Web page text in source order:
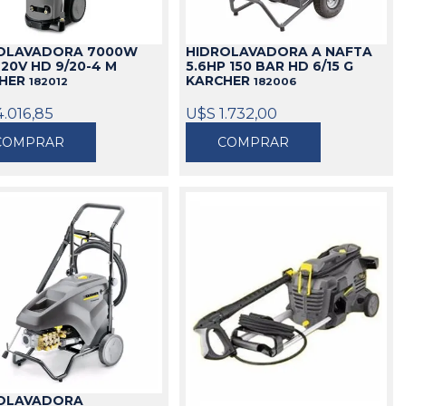
Bolsos
Cinturones
7000W
HD 9/20-4 M
182012
HIDROLAVADORA A NAFTA
5.6HP 150 BAR HD 6/15 G
KARCHER182006
U$S 1.732,00
COMPRAR